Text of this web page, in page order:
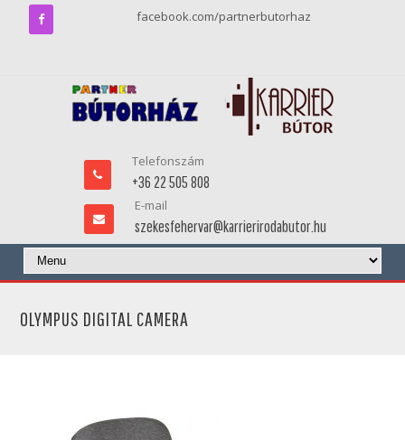
facebook.com/partnerbutorhaz
Telefonszám
+36 22 505 808
E-mail
szekesfehervar@karrierirodabutor.hu
OLYMPUS DIGITAL CAMERA